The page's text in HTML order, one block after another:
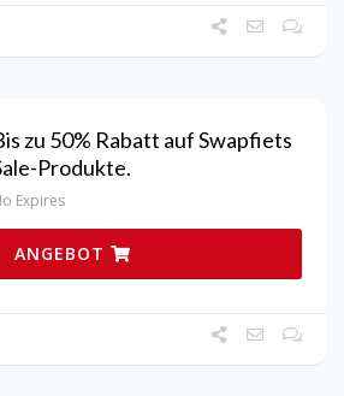
zu 50% Rabatt auf Swapfiets
Produkte.
Expires
ANGEBOT